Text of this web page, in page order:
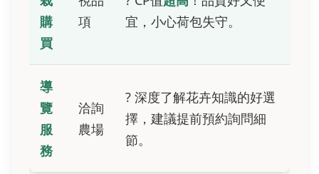
購
買
項
宜，小心荷包失守。
導
覽
服
務
洽詢
農場
? 深度了解花卉知識的好選
擇，建議提前預約詢問細
節。